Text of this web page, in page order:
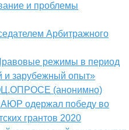
и проблемы
Арбитражного
режимы в период
и зарубежный опыт»
(анонимно)
АЮР одержал победу во
грантов 2020